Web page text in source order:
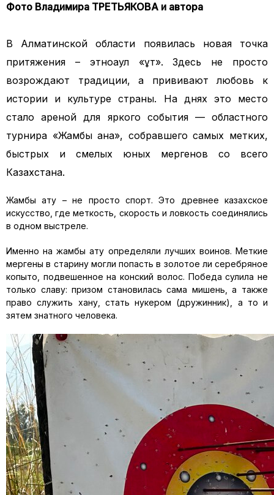
Фото Владимира ТРЕТЬЯКОВА и автора
В Алматинской области появилась новая точка
притяжения – этноаул «Құт».Здесь не просто
возрождают традиции, а прививают любовь к
истории и культуре страны. На днях это место
сталоареной для яркого события — областного
турнира «Жамбы ана», собравшегосамых метких,
быстрых и смелых юных мергенов со всего
Казахстана.
Жамбы ату –не просто спорт. Это древнее казахское
искусство, где меткость, скорость и ловкость соединялись
в одном выстреле.
Именнонажамбы ату определяли лучших воинов.Меткие
мергены в старину могли попасть в золотое ли серебряное
копыто , подвешенное наконский волос. Победа сулила не
только славу: призом становилась сама мишень, а также
право служить хану, стать нукером (дружинник),
а то и
зятем знатного человека.